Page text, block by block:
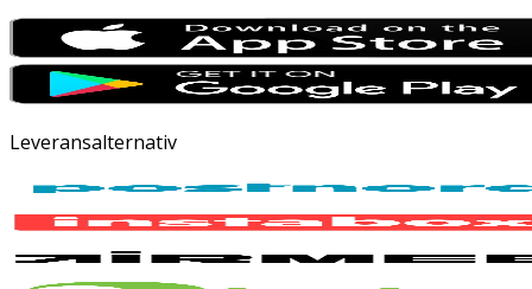
Leveransalternativ